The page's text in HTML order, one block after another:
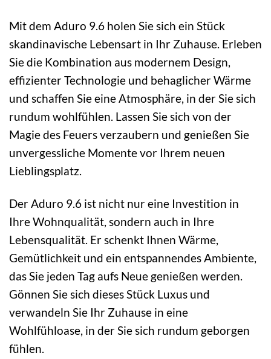
Mit dem Aduro 9.6 holen Sie sich ein Stück
skandinavische Lebensart in Ihr Zuhause. Erleben
Sie die Kombination aus modernem Design,
effizienter Technologie und behaglicher Wärme
und schaffen Sie eine Atmosphäre, in der Sie sich
rundum wohlfühlen. Lassen Sie sich von der
Magie des Feuers verzaubern und genießen Sie
unvergessliche Momente vor Ihrem neuen
Lieblingsplatz.
Der Aduro 9.6 ist nicht nur eine Investition in
Ihre Wohnqualität, sondern auch in Ihre
Lebensqualität. Er schenkt Ihnen Wärme,
Gemütlichkeit und ein entspannendes Ambiente,
das Sie jeden Tag aufs Neue genießen werden.
Gönnen Sie sich dieses Stück Luxus und
verwandeln Sie Ihr Zuhause in eine
Wohlfühloase, in der Sie sich rundum geborgen
fühlen.